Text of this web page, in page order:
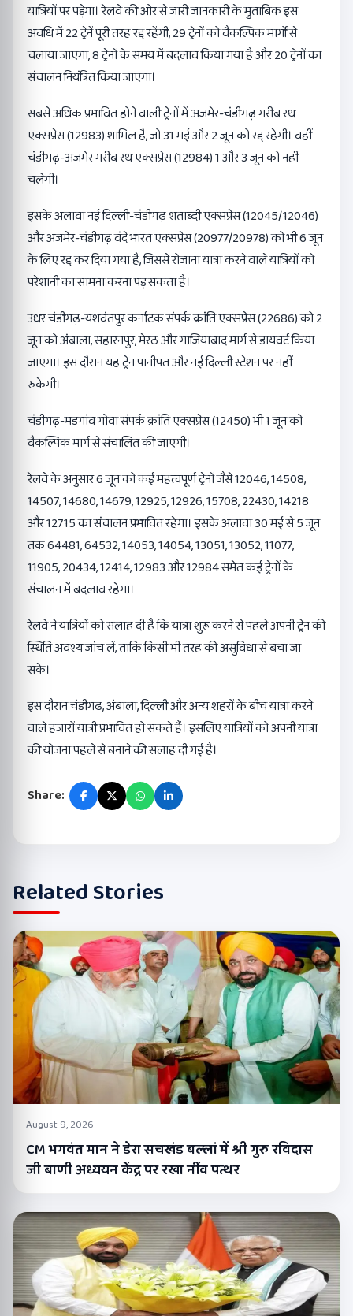
यात्रियों पर पड़ेगा। रेलवे की ओर से जारी जानकारी के मुताबिक इस
अवधि में 22 ट्रेनें पूरी तरह रद्द रहेंगी, 29 ट्रेनों को वैकल्पिक मार्गों से
चलाया जाएगा, 8 ट्रेनों के समय में बदलाव किया गया है और 20 ट्रेनों का
संचालन नियंत्रित किया जाएगा।
सबसे अधिक प्रभावित होने वाली ट्रेनों में अजमेर-चंडीगढ़ गरीब रथ
एक्सप्रेस (12983) शामिल है, जो 31 मई और 2 जून को रद्द रहेगी। वहीं
चंडीगढ़-अजमेर गरीब रथ एक्सप्रेस (12984) 1 और 3 जून को नहीं
चलेगी।
इसके अलावा नई दिल्ली-चंडीगढ़ शताब्दी एक्सप्रेस (12045/12046)
और अजमेर-चंडीगढ़ वंदे भारत एक्सप्रेस (20977/20978) को भी 6 जून
के लिए रद्द कर दिया गया है, जिससे रोजाना यात्रा करने वाले यात्रियों को
परेशानी का सामना करना पड़ सकता है।
उधर चंडीगढ़-यशवंतपुर कर्नाटक संपर्क क्रांति एक्सप्रेस (22686) को 2
जून को अंबाला, सहारनपुर, मेरठ और गाजियाबाद मार्ग से डायवर्ट किया
जाएगा। इस दौरान यह ट्रेन पानीपत और नई दिल्ली स्टेशन पर नहीं
रुकेगी।
चंडीगढ़-मडगांव गोवा संपर्क क्रांति एक्सप्रेस (12450) भी 1 जून को
वैकल्पिक मार्ग से संचालित की जाएगी।
रेलवे के अनुसार 6 जून को कई महत्वपूर्ण ट्रेनों जैसे 12046, 14508,
14507, 14680, 14679, 12925, 12926, 15708, 22430, 14218
और 12715 का संचालन प्रभावित रहेगा। इसके अलावा 30 मई से 5 जून
तक 64481, 64532, 14053, 14054, 13051, 13052, 11077,
11905, 20434, 12414, 12983 और 12984 समेत कई ट्रेनों के
संचालन में बदलाव रहेगा।
रेलवे ने यात्रियों को सलाह दी है कि यात्रा शुरू करने से पहले अपनी ट्रेन की
स्थिति अवश्य जांच लें, ताकि किसी भी तरह की असुविधा से बचा जा
सके।
इस दौरान चंडीगढ़, अंबाला, दिल्ली और अन्य शहरों के बीच यात्रा करने
वाले हजारों यात्री प्रभावित हो सकते हैं। इसलिए यात्रियों को अपनी यात्रा
की योजना पहले से बनाने की सलाह दी गई है।
Share:
Related Stories
August 9, 2026
CM भगवंत मान ने डेरा सचखंड बल्लां में श्री गुरु रविदास
जी बाणी अध्ययन केंद्र पर रखा नींव पत्थर